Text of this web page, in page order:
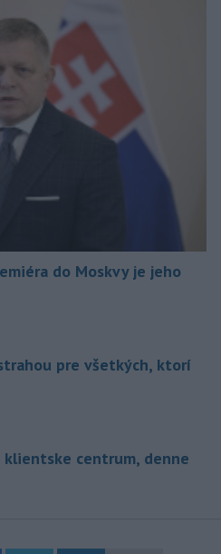
do Moskvy je jeho
pre všetkých, ktorí
centrum, denne